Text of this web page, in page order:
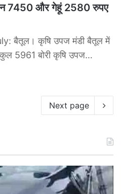
7450 और गेहूं 2580 रुपए
बैतूल। कृषि उपज मंडी बैतूल में
5961 बोरी कृषि उपज…
Next page